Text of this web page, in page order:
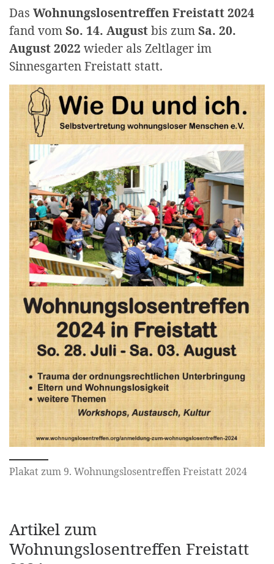
Das Wohnungslosentreffen Freistatt 2024
fand vomSo. 14. Augustbis zumSa. 20.
August 2022 wieder als Zeltlager im
Sinnesgarten Freistatt statt.
Plakat zum 9. Wohnungslosentreffen Freistatt 2024
Artikel zum
Wohnungslosentreffen Freistatt